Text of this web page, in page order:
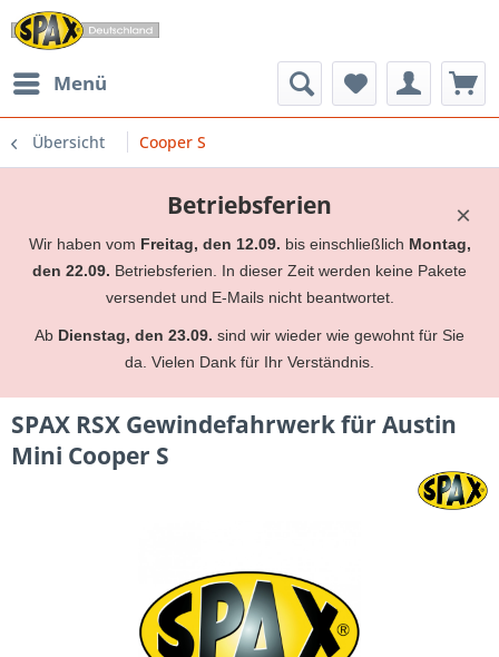
Menü
Übersicht Cooper S
×
Betriebsferien
Wir haben vom Freitag, den 12.09. bis einschließlich Montag,
den 22.09. Betriebsferien. In dieser Zeit werden keine Pakete
versendet und E-Mails nicht beantwortet.
Ab Dienstag, den 23.09. sind wir wieder wie gewohnt für Sie
da. Vielen Dank für Ihr Verständnis.
SPAX RSX Gewindefahrwerk für Austin
Mini Cooper S